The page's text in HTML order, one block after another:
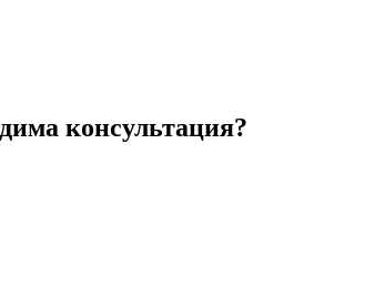
консультация?